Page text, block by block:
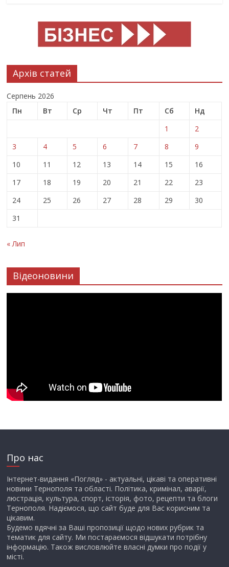
Архів статей
Серпень 2026
Пн
Вт Ср Чт Пт Сб
Нд
1
2
3
4 5 6 7 8
9
10
11 12 13 14 15
16
17
18 19 20 21 22
23
24
25 26 27 28 29
30
31
« Лип
Відеоновини
Про нас
Інтернет-видання «Погляд» - актуальні, цікаві та оперативні
новини Тернополя та області. Політика, кримінал, аварії,
люстрація, культура, спорт, історія, фото, рецепти та блоги
Тернополя. Надіємося, що сайт буде для Вас корисним та
цікавим.
Будемо вдячні за Ваші пропозиції щодо нових рубрик та
тематик для сайту. Ми постараємося відшукати потрібну
інформацію. Також висловлюйте власні думки про події у
місті.